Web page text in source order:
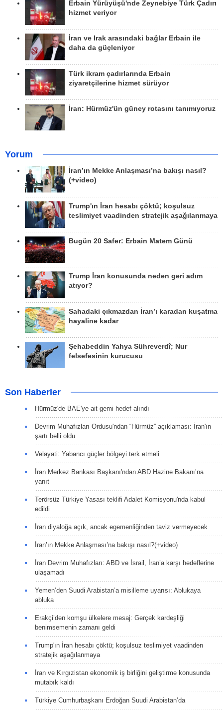
Erbain Yürüyüşü'nde Zeynebiye Türk Çadırı
hizmet veriyor
İran ve Irak arasındaki bağlar Erbain ile
daha da güçleniyor
Türk ikram çadırlarında Erbain
ziyaretçilerine hizmet sürüyor
İran: Hürmüz'ün güney rotasını tanımıyoruz
Yorum
İran’ın Mekke Anlaşması’na bakışı nasıl?
(+video)
Trump'ın İran hesabı çöktü; koşulsuz
teslimiyet vaadinden stratejik aşağılanmaya
Bugün 20 Safer: Erbain Matem Günü
Trump İran konusunda neden geri adım
atıyor?
Sahadaki çıkmazdan İran’ı karadan kuşatma
hayaline kadar
Şehabeddin Yahya Sühreverdî; Nur
felsefesinin kurucusu
Son Haberler
Hürmüz'de BAE'ye ait gemi hedef alındı
Devrim Muhafızları Ordusu'ndan “Hürmüz” açıklaması: İran'ın
şartı belli oldu
Velayati: Yabancı güçler bölgeyi terk etmeli
İran Merkez Bankası Başkanı'ndan ABD Hazine Bakanı’na
yanıt
Terörsüz Türkiye Yasası teklifi Adalet Komisyonu'nda kabul
edildi
İran diyaloğa açık, ancak egemenliğinden taviz vermeyecek
İran’ın Mekke Anlaşması’na bakışı nasıl?(+video)
İran Devrim Muhafızları: ABD ve İsrail, İran’a karşı hedeflerine
ulaşamadı
Yemen’den Suudi Arabistan’a misilleme uyarısı: Ablukaya
abluka
Erakçi’den komşu ülkelere mesaj: Gerçek kardeşliği
benimsemenin zamanı geldi
Trump'ın İran hesabı çöktü; koşulsuz teslimiyet vaadinden
stratejik aşağılanmaya
İran ve Kırgızistan ekonomik iş birliğini geliştirme konusunda
mutabık kaldı
Türkiye Cumhurbaşkanı Erdoğan Suudi Arabistan’da